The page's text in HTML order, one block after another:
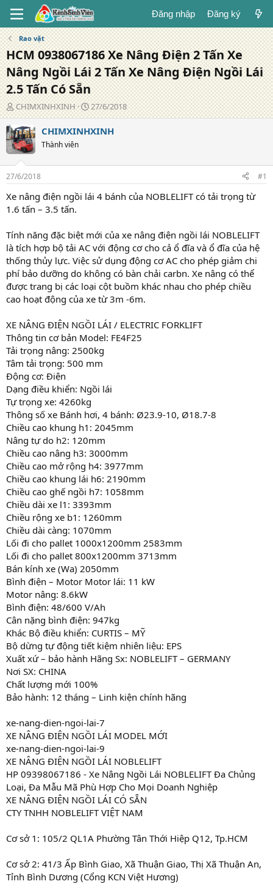
Đăng nhập Đăng ký
Rao vặt
HCM 0938067186 Xe Nâng Điện 2 Tấn Xe
Nâng Ngồi Lái 2 Tấn Xe Nâng Điện Ngồi Lái
2.5 Tấn Có Sẵn
T
á
c
g
i
ả
CHIMXINHXINH
N
g
à
g
27/6/2018
CHIMXINHXINH
Thành viên
27/6/2018 #1
Xe nâng điện ngồi lái 4 bánh của NOBLELIFT có tải trọng từ
1.6 tấn – 3.5 tấn.
Tính năng đặc biệt mới của xe nâng điện ngồi lái NOBLELIFT
là tích hợp bộ tải AC với động cơ cho cả ổ đĩa và ổ đĩa của hệ
thống thủy lực. Việc sử dụng động cơ AC cho phép giảm chi
phí bảo dưỡng do không có bàn chải carbn. Xe nâng có thể
được trang bị các loại cột buồm khác nhau cho phép chiều
cao hoạt động của xe từ 3m -6m.
XE NÂNG ĐIỆN NGỒI LÁI / ELECTRIC FORKLIFT
Thông tin cơ bản Model: FE4F25
Tải trọng nâng: 2500kg
Tâm tải trọng: 500 mm
Động cơ: Điện
Dạng điều khiển: Ngồi lái
Tự trọng xe: 4260kg
Thông số xe Bánh hơi, 4 bánh: Ø23.9-10, Ø18.7-8
Chiều cao khung h1: 2045mm
Nâng tự do h2: 120mm
Chiều cao nâng h3: 3000mm
Chiều cao mở rộng h4: 3977mm
Chiều cao khung lái h6: 2190mm
Chiều cao ghế ngồi h7: 1058mm
Chiều dài xe l1: 3393mm
Chiều rộng xe b1: 1260mm
Chiều dài càng: 1070mm
Lối đi cho pallet 1000x1200mm 2583mm
Lối đi cho pallet 800x1200mm 3713mm
Bán kính xe (Wa) 2050mm
Bình điện – Motor Motor lái: 11 kW
Motor nâng: 8.6kW
Bình điện: 48/600 V/Ah
Cân nặng bình điện: 947kg
Khác Bộ điều khiển: CURTIS – MỸ
Bộ dừng tự động tiết kiệm nhiên liệu: EPS
Xuất xứ – bảo hành Hãng Sx: NOBLELIFT – GERMANY
Nơi SX: CHINA
Chất lượng mới 100%
Bảo hành: 12 tháng – Linh kiện chính hãng
xe-nang-dien-ngoi-lai-7
XE NÂNG ĐIỆN NGỒI LÁI MODEL MỚI
xe-nang-dien-ngoi-lai-9
XE NÂNG ĐIỆN NGỒI LÁI NOBLELIFT
HP 09398067186 - Xe Nâng Ngồi Lái NOBLELIFT Đa Chủng
Loại, Đa Mẫu Mã Phù Hợp Cho Mọi Doanh Nghiệp
XE NÂNG ĐIỆN NGỒI LÁI CÓ SẴN
CTY TNHH NOBLELIFT VIỆT NAM
Cơ sở 1: 105/2 QL1A Phường Tân Thới Hiệp Q12, Tp.HCM
Cơ sở 2: 41/3 Ấp Bình Giao, Xã Thuận Giao, Thị Xã Thuận An,
Tỉnh Bình Dương (Cổng KCN Việt Hương)